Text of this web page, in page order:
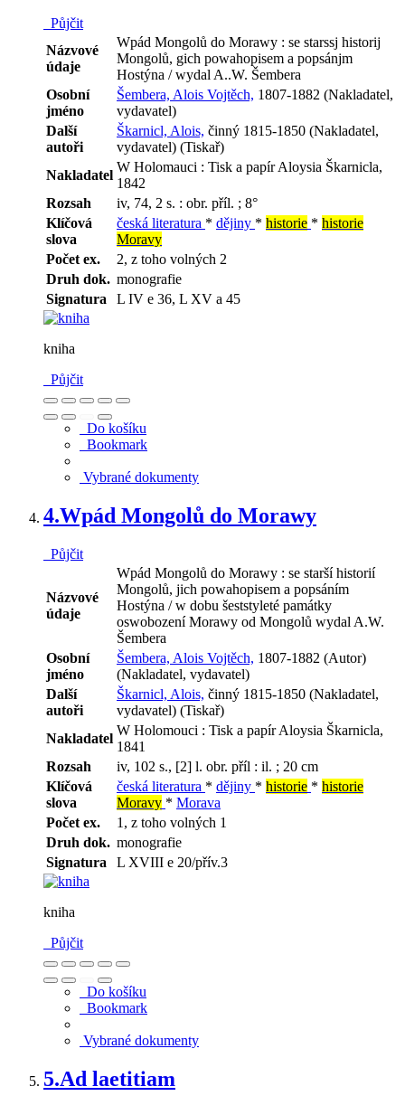
Půjčit
Názvové
údaje
Wpád Mongolů do Morawy : se starssj historij
Mongolů, gich powahopisem a popsánjm
Hostýna / wydal A..W. Šembera
Osobní
jméno
Šembera, Alois Vojtěch, 1807-1882 (Nakladatel,
vydavatel)
Další
autoři
Škarnicl, Alois, činný 1815-1850 (Nakladatel,
vydavatel) (Tiskař)
Nakladatel
W Holomauci : Tisk a papír Aloysia Škarnicla,
1842
Rozsah
iv, 74, 2 s. : obr. příl. ; 8°
Klíčová
slova
česká literatura * dějiny * historie * historie
Moravy
Počet ex.
2, z toho volných 2
Druh dok. monografie
Signatura
L IV e 36, L XV a 45
kniha
Půjčit
Do košíku
Bookmark
Vybrané dokumenty
4.Wpád Mongolů do Morawy
Půjčit
Názvové
údaje
Wpád Mongolů do Morawy : se starší historií
Mongolů, jich powahopisem a popsáním
Hostýna / w dobu šeststyleté památky
oswobození Morawy od Mongolů wydal A.W.
Šembera
Osobní
jméno
Šembera, Alois Vojtěch, 1807-1882 (Autor)
(Nakladatel, vydavatel)
Další
autoři
Škarnicl, Alois, činný 1815-1850 (Nakladatel,
vydavatel) (Tiskař)
Nakladatel
W Holomouci : Tisk a papír Aloysia Škarnicla,
1841
Rozsah
iv, 102 s., [2] l. obr. příl : il. ; 20 cm
Klíčová
slova
česká literatura * dějiny * historie * historie
Moravy * Morava
Počet ex.
1, z toho volných 1
Druh dok. monografie
Signatura
L XVIII e 20/přív.3
kniha
Půjčit
Do košíku
Bookmark
Vybrané dokumenty
5.Ad laetitiam